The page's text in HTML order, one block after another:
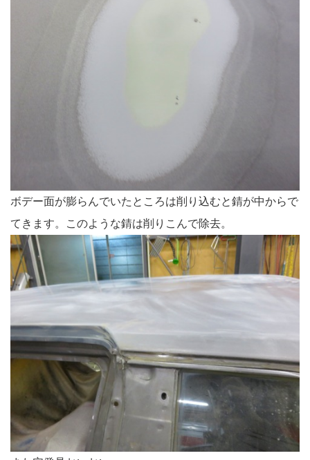
ボデー面が膨らんでいたところは削り込むと錆が中からで
てきます。このような錆は削りこんで除去。